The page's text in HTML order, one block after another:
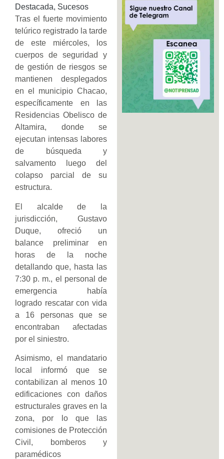
Destacada, Sucesos
​Tras el fuerte movimiento
telúrico registrado la tarde
de este miércoles, los
cuerpos de seguridad y
de gestión de riesgos se
mantienen desplegados
en el municipio Chacao,
específicamente en las
Residencias Obelisco de
Altamira, donde se
ejecutan intensas labores
de búsqueda y
salvamento luego del
colapso parcial de su
estructura.
El alcalde de la
jurisdicción, Gustavo
Duque, ofreció un
balance preliminar en
horas de la noche
detallando que, hasta las
7:30 p. m., el personal de
emergencia había
logrado rescatar con vida
a 16 personas que se
encontraban afectadas
por el siniestro.
Asimismo, el mandatario
local informó que se
contabilizan al menos 10
edificaciones con daños
estructurales graves en la
zona, por lo que las
comisiones de Protección
Civil, bomberos y
paramédicos